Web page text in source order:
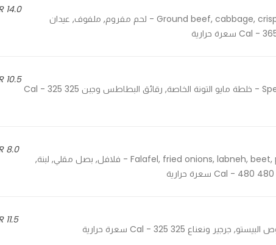
14.0 SAR
Ground beef, cabbage, crispy potato sticks, cheese and special toast it sauce - لحم مفروم, ملفوف, عيدان
10.5 SAR
Special mayo tuna mixture, potato chips and cheese - خلطة مايو التونة الخاصة, رقائق البطاطس وجبن 325 Cal - 325
8.0 SAR
Falafel, fried onions, labneh, beet, parsley, tomatoes, mint and special toast it sauce - فلافل, بصل مقلي, لبنة,
11.5 SAR